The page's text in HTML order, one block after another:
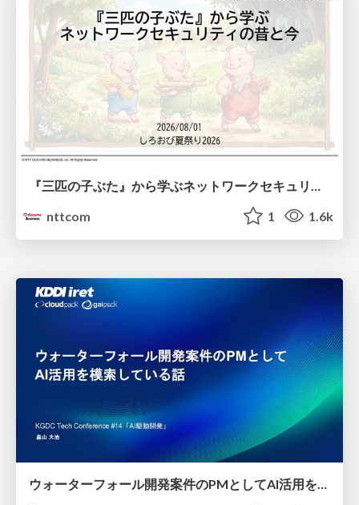
nttcom
1 1.6k
ウォーターフォール開発案件のPMとしてAI活用を模索している話